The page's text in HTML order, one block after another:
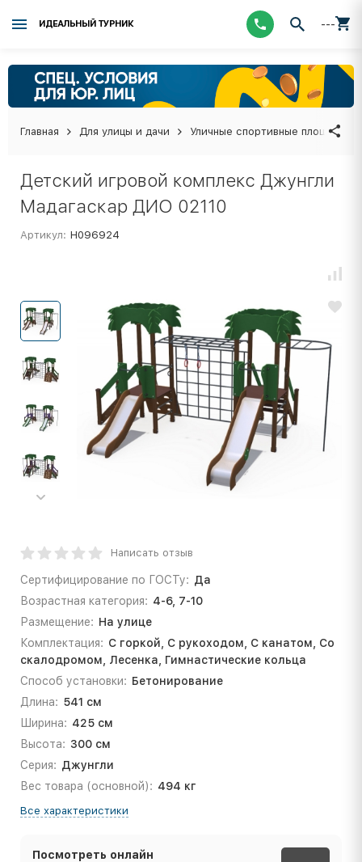
ИДЕАЛЬНЫЙ ТУРНИК ---
Главная Для улицы и дачи Уличные спортивные площадки
Детский игровой комплекс Джунгли
Мадагаскар ДИО 02110
Артикул: Н096924
Написать отзыв
Сертифицирование по ГОСТу: Да
Возрастная категория: 4-6, 7-10
Размещение: На улице
Комплектация: С горкой, С рукоходом, С канатом, Со
скалодромом, Лесенка, Гимнастические кольца
Способ установки: Бетонирование
Длина: 541 см
Ширина: 425 см
Высота: 300 см
Серия: Джунгли
Вес товара (основной): 494 кг
Все характеристики
Посмотреть онлайн